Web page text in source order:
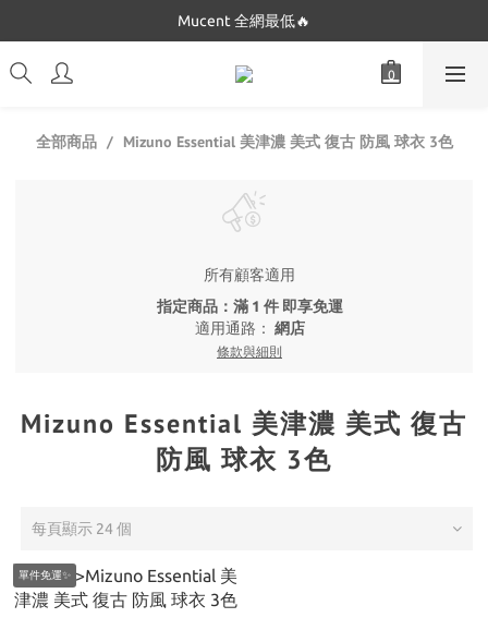
Dickies 最低只要$5XX!!
Mucent 全網最低🔥
Dickies 最低只要$5XX!!
全部商品 Mizuno Essential 美津濃 美式 復古 防風 球衣 3色
所有顧客適用
指定商品：滿 1 件 即享免運
適用通路： 網店
條款與細則
Mizuno Essential 美津濃 美式 復古
防風 球衣 3色
每頁顯示 24 個
單件免運✨